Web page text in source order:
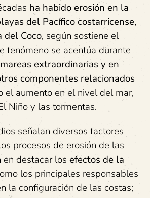
ha habido erosión en la
del Pacífico costarricense,
del Coco, según sostiene el
fenómeno se acentúa durante
extraordinarias y en
componentes relacionados
el aumento en el nivel del mar,
Niño y las tormentas.
señalan diversos factores
procesos de erosión de las
en destacar los efectos de la
los principales responsables
la configuración de las costas;